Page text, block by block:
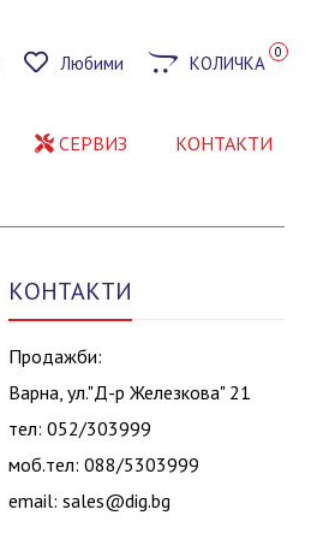
Любими КОЛИЧКА 0
СЕРВИЗ КОНТАКТИ
КОНТАКТИ
Продажби:
Варна, ул."Д-р Железкова" 21
тел: 052/303999
моб.тел: 088/5303999
email: sales@dig.bg